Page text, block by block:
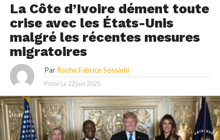
La Côte d’Ivoire dément toute
crise avec les États-Unis
malgré les récentes mesures
migratoires
Par Roche Fabrice Sossiehi
Posté Le 22 juin 2025